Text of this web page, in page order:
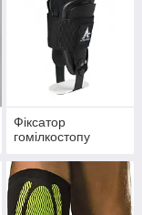
Фіксатор
гомілкостопу